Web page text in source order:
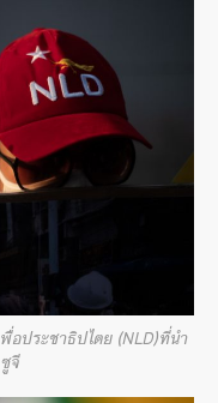
ประชาธิปไตย (NLD)ที่นำ
จี